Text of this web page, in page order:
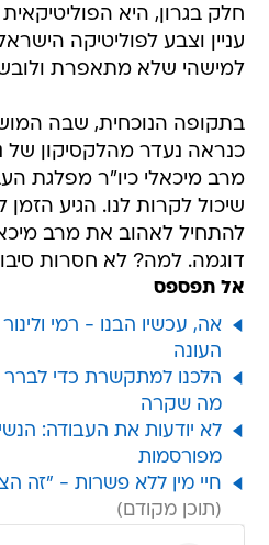
חלק בגרון, היא
עניין וצבע לפוליטיקה
למישהי שלא מתאפרת
בתקופה הנוכחית, שבה
כנראה נעדר מהלקסיקון של
מרב מיכאלי כיו"ר מפלגת
שיכול לקרות לנו. הגיע הזמן
להתחיל לאהוב את מרב
דוגמה. למה? לא חסרות
אל תפספס
אה, עכשיו הבנו - רמי
העונה
הלכנו למתקשרת כדי
מה שקרה
לא יודעות את העבודה:
מפורסמות
חיי מין ללא פשרות - "זה